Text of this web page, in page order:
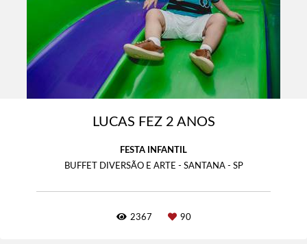
LUCAS FEZ 2 ANOS
FESTA INFANTIL
BUFFET DIVERSÃO E ARTE - SANTANA - SP
2367 90